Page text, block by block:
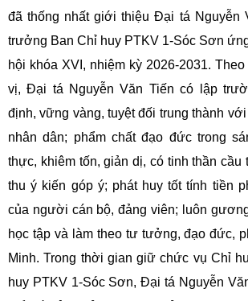
đã thống nhất giới thiệu Đại tá Nguyễn
trưởng Ban Chỉ huy PTKV 1-Sóc Sơn
hội khóa XVI, nhiệm kỳ 2026-2031.
vị, Đại tá Nguyễn Văn Tiến có lập
định, vững vàng, tuyệt đối trung thành
nhân dân; phẩm chất đạo đức trong
thực, khiêm tốn, giản dị, có tinh thần cầu
thu ý kiến góp ý; phát huy tốt tính tiền
của người cán bộ, đảng viên; luôn
học tập và làm theo tư tưởng, đạo đức,
Minh. Trong thời gian giữ chức vụ Chỉ
huy PTKV 1-Sóc Sơn, Đại tá Nguyễn